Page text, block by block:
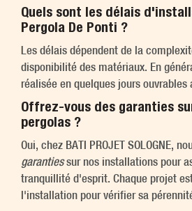
Quels sont les délais
Pergola De Ponti ?
Les délais dépendent de la
disponibilité des matériaux. En
réalisée en quelques jours ouvrables
Offrez-vous des garanties
pergolas ?
Oui, chez BATI PROJET SOLOGNE,
garantiessur nos installations pour
tranquillité d'esprit. Chaque projet
l'installation pour vérifier sa